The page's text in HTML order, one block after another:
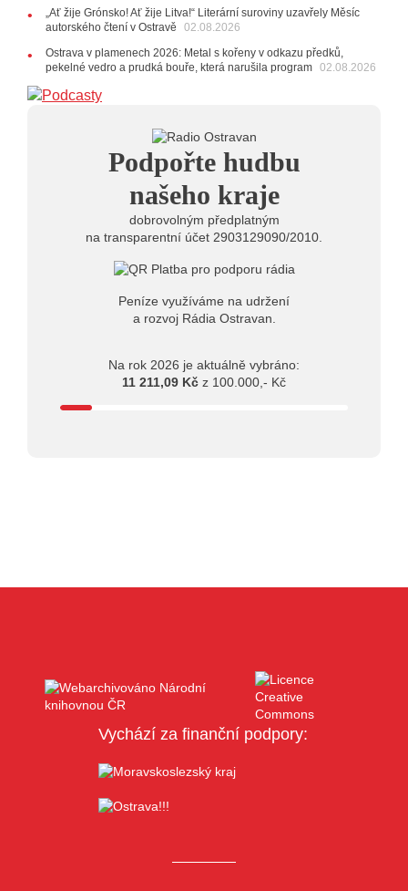
roku jsme upgradovali naši show
AUDIO
20:09
Na Novou Osmičku míří Bára Zmeková Trio.
Výrazná osobnost české alternativní scény zahraje ve
Frýdku-Místku
20.07.2026
Štěrkovna Open Music: Klubová scéna na festivalu
nabídne Krhuta i Beatles
„Ať žije Grónsko! Ať žije Litva!“ Literární suroviny uzavřely Měsíc
autorského čtení v Ostravě
02.08.2026
Ostrava v plamenech 2026: Metal s kořeny v odkazu předků,
pekelné vedro a prudká bouře, která narušila program 02.08.2026
Podpořte hudbu
našeho kraje
dobrovolným předplatným
na transparentní účet 2903129090/2010.
Peníze využíváme na udržení
a rozvoj Rádia Ostravan.
Na rok 2026 je aktuálně vybráno:
11 211,09 Kč z 100.000,- Kč
Vychází za finanční podpory: